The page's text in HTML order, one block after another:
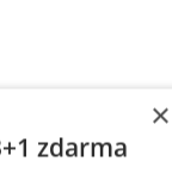
×
zdarma